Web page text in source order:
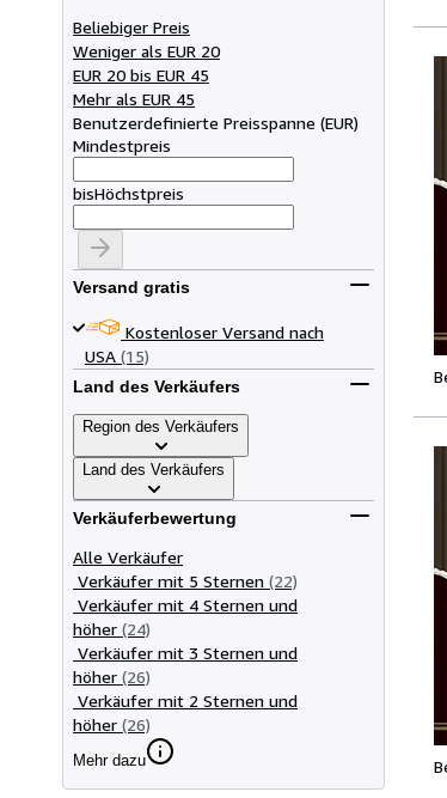
Beliebiger Preis
Weniger als EUR 20
EUR 20 bis EUR 45
Mehr als EUR 45
Benutzerdefinierte Preisspanne (EUR)
Mindestpreis
bisHöchstpreis
Versand gratis
Kostenloser Versand nach
USA (15)
Land des Verkäufers
Region des Verkäufers
Land des Verkäufers
Verkäuferbewertung
Alle Verkäufer
Verkäufer mit 5 Sternen (22)
Verkäufer mit 4 Sternen und
höher (24)
Verkäufer mit 3 Sternen und
höher (26)
Verkäufer mit 2 Sternen und
höher (26)
Mehr dazu